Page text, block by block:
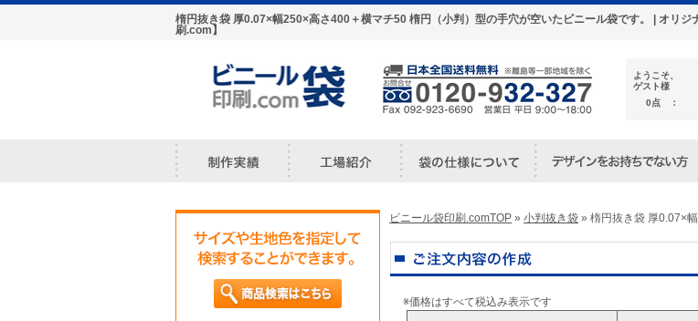
楕円抜き袋 厚0.07×幅250×高さ400＋横マチ50 楕円（小判）型の手穴が空いたビニール袋です。 | オリ
刷.com】
ようこそ、
ゲスト様
0点 ：
ビニール袋印刷.comTOP » 小判抜き袋 » 楕円抜き袋 厚0.07×
※価格はすべて税込み表示です